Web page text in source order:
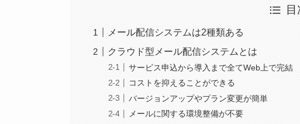
目
メール配信システムは2種類ある
クラウド型メール配信システムとは
サービス申込から導入まで全てWeb上で完結
コストを抑えることができる
バージョンアップやプラン変更が簡単
メールに関する環境整備が不要